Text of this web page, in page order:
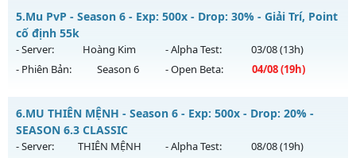
Antihack: UKG
MU Hải Long - Săn Boss nhận Xu & Đồ Socket cuối,
Mu mới ra tháng 08 2026 - Mở máy chủ
13h ngày 09/08/2626
Exp: 200x - Drop: 30%
Thể loại: Mu Nguyên bản Webzen
Antihack: VietGuard
5.Mu PvP - Season 6 - Exp: 500x - Drop: 30% - Giải Trí, Point
cố định 55k
- Server: Hoàng Kim - Alpha Test: 03/08(13h)
- Phiên Bản:
Season 6 - Open Beta: 04/08(19h)
Mu PvP - Giải Trí, Point cố định 55k
Mu mới ra tháng 08 2026 - Mở máy chủ
ngày 04/08/2626
6.MU THIÊN MỆNH - Season 6 - Exp: 500x - Drop: 20% -
SEASON 6.3 CLASSIC
- Server: THIÊN MỆNH - Alpha Test: 08/08(19h)